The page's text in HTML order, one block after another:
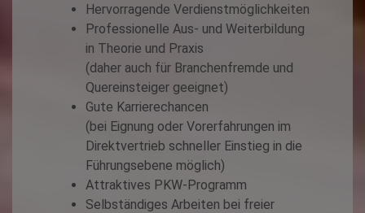
Hervorragende Verdienstmöglichkeiten
Professionelle Aus- und Weiterbildung
in Theorie und Praxis
(daher auch für Branchenfremde und
Quereinsteiger geeignet)
Gute Karrierechancen
(bei Eignung oder Vorerfahrungen im
Direktvertrieb schneller Einstieg in die
Führungsebene möglich)
Attraktives PKW-Programm
Selbständiges Arbeiten bei freier